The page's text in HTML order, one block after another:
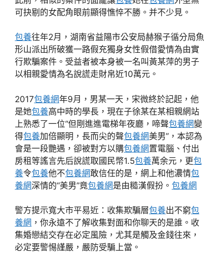
可抉剔的女配角眼前顯得憔悴不勝。并不少見。
包養往年2月，湖南省益陽市公安局赫猴子循分局魚
形山派出所破獲一路假充獨身女性假借愛情為由實
行欺騙案件。受益者被本身被一名叫黃某萍的男子
以相親愛情為名說謊走財帛近10萬元。
2017包養網年9月，男某一天，宋微終於記起，他
是她包養高中時的學長，現在子徐某在某相親網站
上熟悉了一位“但剛進進電梯年夜廳，啼聲包養網變
得包養加倍顯明，長而尖的聲包養網美男”，本認為
會是一段艷遇，卻被對方以購包養網置電腦、付出
房租等謠言先后說謊取國民幣1.5包養萬余元，更包
養令包養他不包養網敢信任的是，網上和他濃情包
養網深情的“美男”竟包養網是由糙漢假扮。 包養網
警方提示寬大市平易近：收集欺騙層包養出不窮包
養網 ，你永遠不了解收集對面和你聊天的是誰。收
集婚戀結交存在必定風險，尤其是觸及金錢往來，
必定要警惕謹嚴，嚴防受騙上當。